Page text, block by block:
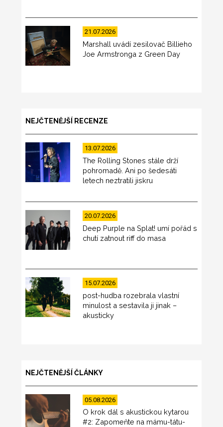
21.07.2026
Marshall uvádí zesilovač Billieho
Joe Armstronga z Green Day
NEJČTENĚJŠÍ RECENZE
13.07.2026
The Rolling Stones stále drží
pohromadě. Ani po šedesáti
letech neztratili jiskru
20.07.2026
Deep Purple na Splat! umí pořád s
chutí zatnout riff do masa
15.07.2026
post-hudba rozebrala vlastní
minulost a sestavila ji jinak –
akusticky
NEJČTENĚJŠÍ ČLÁNKY
05.08.2026
O krok dál s akustickou kytarou
#2: Zapomeňte na mámu-tátu-